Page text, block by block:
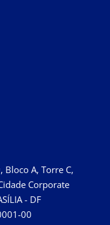
Bloco A, Torre C,
Corporate
- DF
00